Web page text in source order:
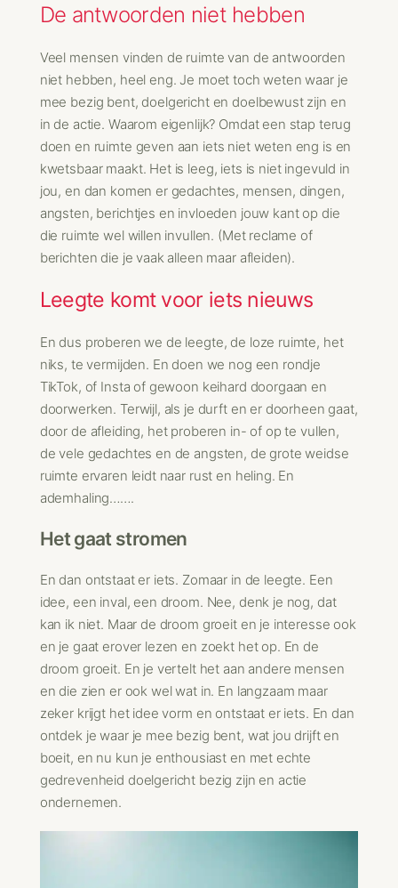
De antwoorden niet hebben
Veel mensen vinden de ruimte van de antwoorden
niet hebben, heel eng. Je moet toch weten waar je
mee bezig bent, doelgericht en doelbewust zijn en
in de actie. Waarom eigenlijk? Omdat een stap terug
doen en ruimte geven aan iets niet weten eng is en
kwetsbaar maakt. Het is leeg, iets is niet ingevuld in
jou, en dan komen er gedachtes, mensen, dingen,
angsten, berichtjes en invloeden jouw kant op die
die ruimte wel willen invullen. (Met reclame of
berichten die je vaak alleen maar afleiden).
Leegte komt voor iets nieuws
En dus proberen we de leegte, de loze ruimte, het
niks, te vermijden. En doen we nog een rondje
TikTok, of Insta of gewoon keihard doorgaan en
doorwerken. Terwijl, als je durft en er doorheen gaat,
door de afleiding, het proberen in- of op te vullen,
de vele gedachtes en de angsten, de grote weidse
ruimte ervaren leidt naar rust en heling. En
ademhaling…….
Het gaat stromen
En dan ontstaat er iets. Zomaar in de leegte. Een
idee, een inval, een droom. Nee, denk je nog, dat
kan ik niet. Maar de droom groeit en je interesse ook
en je gaat erover lezen en zoekt het op. En de
droom groeit. En je vertelt het aan andere mensen
en die zien er ook wel wat in. En langzaam maar
zeker krijgt het idee vorm en ontstaat er iets. En dan
ontdek je waar je mee bezig bent, wat jou drijft en
boeit, en nu kun je enthousiast en met echte
gedrevenheid doelgericht bezig zijn en actie
ondernemen.